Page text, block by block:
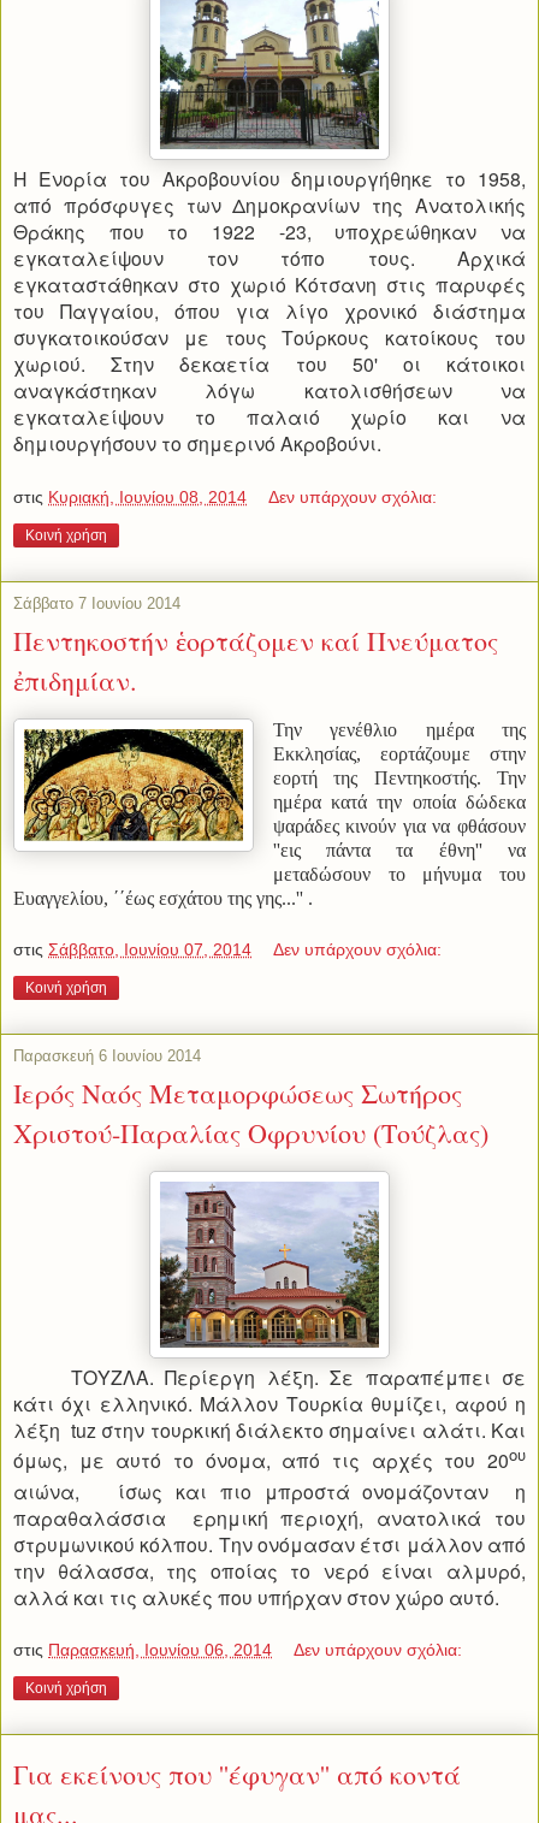
Η Ενορία του Ακροβουνίου δημιουργήθηκε το 1958,
από πρόσφυγες των Δημοκρανίων της Ανατολικής
Θράκης που το 1922 -23, υποχρεώθηκαν να
εγκαταλείψουν τον τόπο τους. Αρχικά
εγκαταστάθηκαν στο χωριό Κότσανη στις παρυφές
του Παγγαίου, όπου για λίγο χρονικό διάστημα
συγκατοικούσαν με τους Τούρκους κατοίκους του
χωριού. Στην δεκαετία του 50' οι κάτοικοι
αναγκάστηκαν λόγω κατολισθήσεων να
εγκαταλείψουν το παλαιό χωρίο και να
δημιουργήσουν το σημερινό Ακροβούνι.
στις Κυριακή, Ιουνίου 08, 2014 Δεν υπάρχουν σχόλια:
Κοινή χρήση
Σάββατο 7 Ιουνίου 2014
Πεντηκοστήν ἑορτάζομεν καί Πνεύματος
ἐπιδημίαν.
Την γενέθλιο ημέρα της
Εκκλησίας, εορτάζουμε στην
εορτή της Πεντηκοστής. Την
ημέρα κατά την οποία δώδεκα
ψαράδες κινούν για να φθάσουν
''εις πάντα τα έθνη'' να
μεταδώσουν το μήνυμα του
Ευαγγελίου, ΄΄έως εσχάτου της γης...'' .
στις Σάββατο, Ιουνίου 07, 2014 Δεν υπάρχουν σχόλια:
Κοινή χρήση
Παρασκευή 6 Ιουνίου 2014
Ιερός Ναός Μεταμορφώσεως Σωτήρος
Χριστού-Παραλίας Οφρυνίου (Τούζλας)
ΤΟΥΖΛΑ. Περίεργη λέξη. Σε παραπέμπει σε
κάτι όχι ελληνικό. Μάλλον Τουρκία θυμίζει, αφού η
λέξη tuz στην τουρκική διάλεκτο σημαίνει αλάτι. Και
όμως, με αυτό το όνομα, από τις αρχές του 20ου
αιώνα,
ίσως και πιο μπροστά ονομάζονταν η
παραθαλάσσια ερημική περιοχή, ανατολικά του
στρυμωνικού κόλπου. Την ονόμασαν έτσι μάλλον από
την θάλασσα, της οποίας το νερό είναι αλμυρό,
αλλά και τις αλυκές που υπήρχαν στον χώρο αυτό.
στις Παρασκευή, Ιουνίου 06, 2014 Δεν υπάρχουν σχόλια:
Κοινή χρήση
Για εκείνους που ''έφυγαν'' από κοντά
μας...